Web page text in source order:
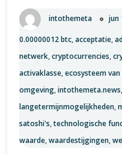
intothemeta jun
0.00000012 btc,acceptatie,
netwerk,cryptocurrencies,
activaklasse,ecosysteem
omgeving,intothemeta.news,
langetermijnmogelijkheden,
satoshi's,technologische
waarde,waardestijgingen,